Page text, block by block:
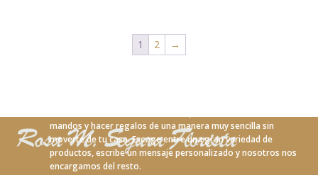
1 2 →
mandos y hacer regalos de una manera muy sencilla sin
moverte de tu casa. Escoge entre una gran variedad de
productos, escribe un mensaje personalizado y nosotros nos
encargamos del resto.